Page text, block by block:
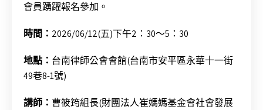
會員踴躍報名參加。
時間： 2026/06/12(五)下午2：30～5：30
地點： 台南律師公會會館(台南市安平區永華十一街
49巷8-1號)
講師： 曹筱筠組長(財團法人崔媽媽基金會社會發展